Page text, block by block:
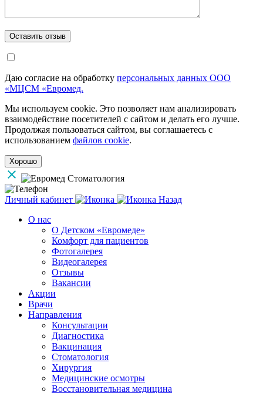
Даю согласие на обработку персональных данных ООО
«МЦСМ «Евромед.
Мы используем cookie. Это позволяет нам анализировать
взаимодействие посетителей с сайтом и делать его лучше.
Продолжая пользоваться сайтом, вы соглашаетесь с
использованием файлов cookie.
Хорошо
Личный кабинет
Назад
О нас
О Детском «Евромеде»
Комфорт для пациентов
Фотогалерея
Видеогалерея
Отзывы
Вакансии
Акции
Врачи
Направления
Консультации
Диагностика
Вакцинация
Стоматология
Хирургия
Медицинские осмотры
Восстановительная медицина